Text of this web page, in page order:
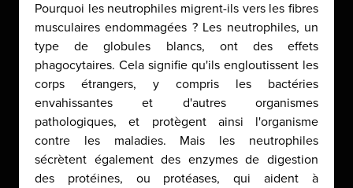
Pourquoi les neutrophiles migrent-ils vers les fibres
musculaires endommagées ? Les neutrophiles, un
type de globules blancs, ont des effets
phagocytaires. Cela signifie qu'ils engloutissent les
corps étrangers, y compris les bactéries
envahissantes et d'autres organismes
pathologiques, et protègent ainsi l'organisme
contre les maladies. Mais les neutrophiles
sécrètent également des enzymes de digestion
des protéines, ou protéases, qui aident à